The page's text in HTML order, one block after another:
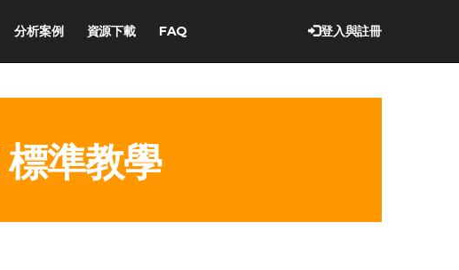
分析案例 資源下載 FAQ 登入與註冊
標準教學